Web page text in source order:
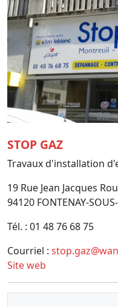
STOP GAZ
Travaux d'installation
19 Rue Jean Jacques
94120 FONTENAY-
Tél. : 01 48 76 68 75
Courriel :
Site web